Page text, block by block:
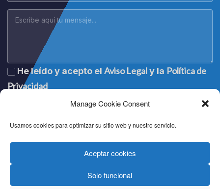
Manage Cookie Consent
Usamos cookies para optimizar su sitio web y nuestro servicio.
Aceptar cookies
Solo funcional
He leído y acepto el Aviso Legaly la Política de
Privacidad